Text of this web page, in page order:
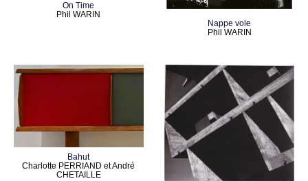
On Time
Phil WARIN
Nappe vole
Phil WARIN
Bahut
Charlotte PERRIAND et André
CHETAILLE